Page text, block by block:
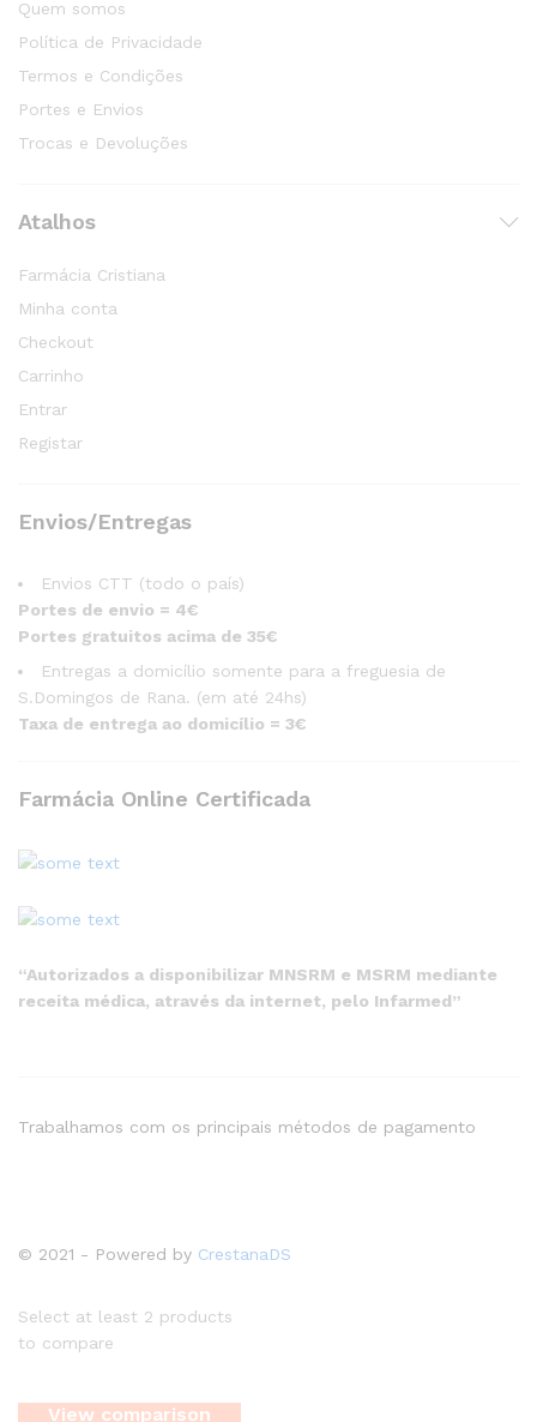
Quem somos
Política de Privacidade
Termos e Condições
Portes e Envios
Trocas e Devoluções
Atalhos
Farmácia Cristiana
Minha conta
Checkout
Carrinho
Entrar
Registar
Envios/Entregas
Envios CTT (todo o país)
Portes de envio = 4€
Portes gratuitos acima de 35€
Entregas a domicílio somente para a freguesia de
S.Domingos de Rana. (em até 24hs)
Taxa de entrega ao domicílio = 3€
Farmácia Online Certificada
“Autorizados a disponibilizar MNSRM e MSRM mediante
receita médica, através da internet, pelo Infarmed”
© 2021 - Powered by CrestanaDS
Trabalhamos com os principais métodos de pagamento
Select at least 2 products
to compare
View comparison